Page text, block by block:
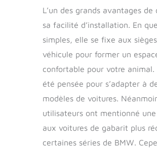
【
chutes
chien】
trajet,
tomber
arrière
freinez
ou si
insolent
lit de
vous
ce
L’un des grands avantages
sa facilité d’installation. En
simples, elle se fixe aux
véhicule pour former un
confortable pour votre animal.
été pensée pour s’adapter à
modèles de voitures.
utilisateurs ont mentionné
aux voitures de gabarit plus
certaines séries de BMW.